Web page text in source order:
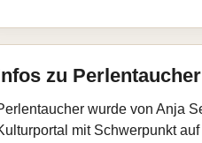
zu Perlentaucher
wurde von Anja
mit Schwerpunkt